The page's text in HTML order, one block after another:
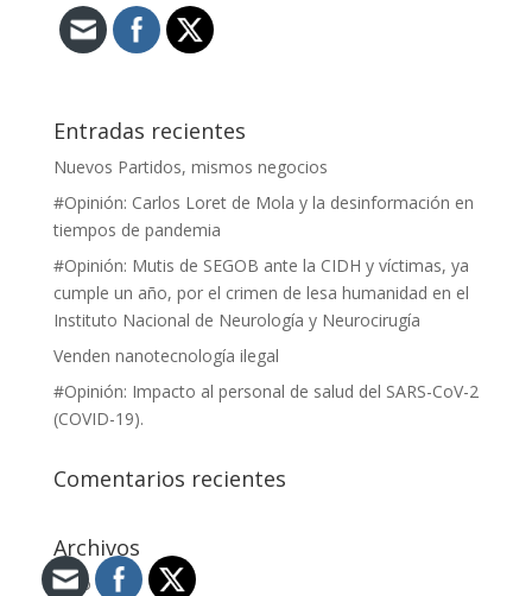
Entradas recientes
Nuevos Partidos, mismos negocios
#Opinión: Carlos Loret de Mola y la desinformación en
tiempos de pandemia
#Opinión: Mutis de SEGOB ante la CIDH y víctimas, ya
cumple un año, por el crimen de lesa humanidad en el
Instituto Nacional de Neurología y Neurocirugía
Venden nanotecnología ilegal
#Opinión: Impacto al personal de salud del SARS-CoV-2
(COVID-19).
Comentarios recientes
Archivos
junio 2020